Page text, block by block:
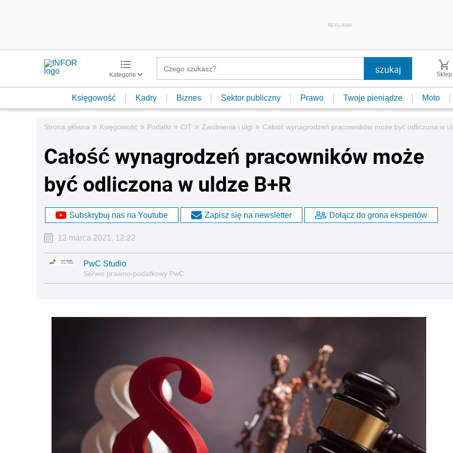
REKLAMA
Kategorie Sklep
Księgowość Kadry Biznes Sektor publiczny Prawo Twoje pieniądze Moto
Strona główna » Księgowość » Podatki » CIT » Zwolnienia i ulgi » Całość wynagrodzeń pracowników może być odliczona w
Całość wynagrodzeń pracowników może
być odliczona w uldze B+R
Subskrybuj nas na Youtube Zapisz się na newsletter Dołącz do grona ekspertów
12 marca 2021, 12:22
PwC Studio
Serwis prawno-podatkowy PwC